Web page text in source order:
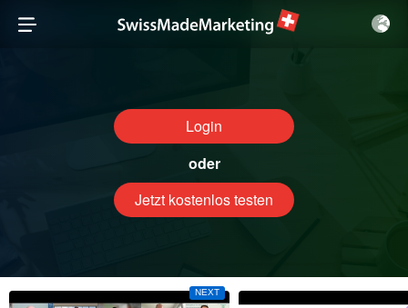
Login
oder
Jetzt kostenlos testen
NEXT